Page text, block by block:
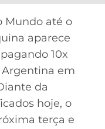
Mundo até o
aparece
10x
em
da
hoje, o
terça e